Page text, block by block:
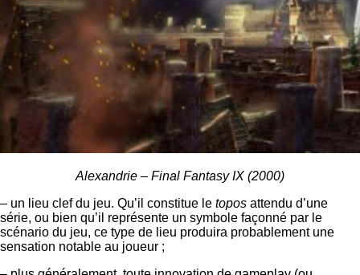
Alexandrie – Final Fantasy IX (2000)
– un lieu clef du jeu. Qu’il constitue le topos attendu d’une
série, ou bien qu’il représente un symbole façonné par le
scénario du jeu, ce type de lieu produira probablement une
sensation notable au joueur ;